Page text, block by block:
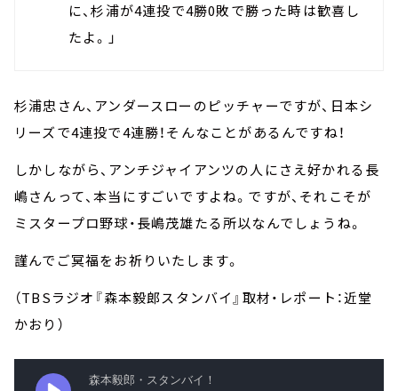
に、杉浦が4連投で4勝0敗で勝った時は歓喜し
たよ。」
杉浦忠さん、アンダースローのピッチャーですが、日本シ
リーズで4連投で4連勝！そんなことがあるんですね！
しかしながら、アンチジャイアンツの人にさえ好かれる長
嶋さんって、本当にすごいですよね。ですが、それこそが
ミスタープロ野球・長嶋茂雄たる所以なんでしょうね。
謹んでご冥福をお祈りいたします。
（TBSラジオ『森本毅郎スタンバイ』取材・レポート：近堂
かおり）